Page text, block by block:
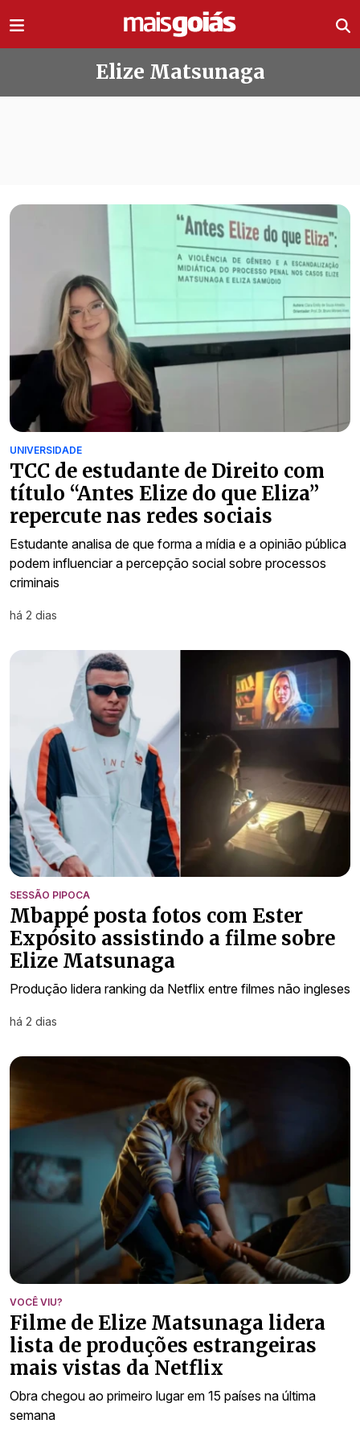
Elize Matsunaga
Todas as notícias de Elize
UNIVERSIDADE
TCC de estudante de Direito com
título “Antes Elize do que Eliza”
repercute nas redes sociais
Estudante analisa de que forma a mídia e a opinião pública
podem influenciar a percepção social sobre processos
criminais
há 2 dias
SESSÃO PIPOCA
Mbappé posta fotos com Ester
Expósito assistindo a filme sobre
Elize Matsunaga
Produção lidera ranking da Netflix entre filmes não ingleses
há 2 dias
VOCÊ VIU?
Filme de Elize Matsunaga lidera
lista de produções estrangeiras
mais vistas da Netflix
Obra chegou ao primeiro lugar em 15 países na última
semana